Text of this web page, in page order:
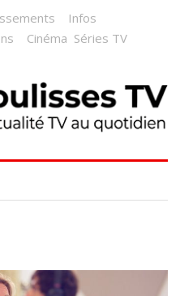
Infos
Cinéma Séries TV